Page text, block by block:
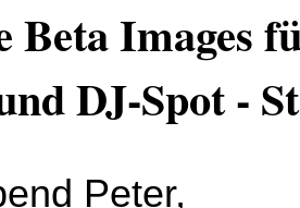
Beta Images
DJ-Spot -
Peter,